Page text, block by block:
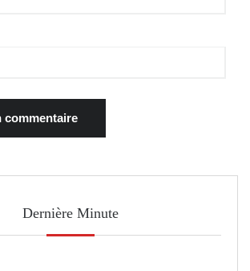
Dernière Minute